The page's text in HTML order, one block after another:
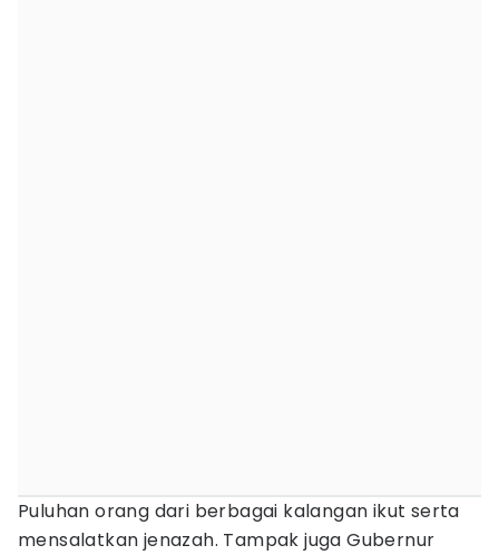
Puluhan orang dari berbagai kalangan ikut serta
mensalatkan jenazah. Tampak juga Gubernur